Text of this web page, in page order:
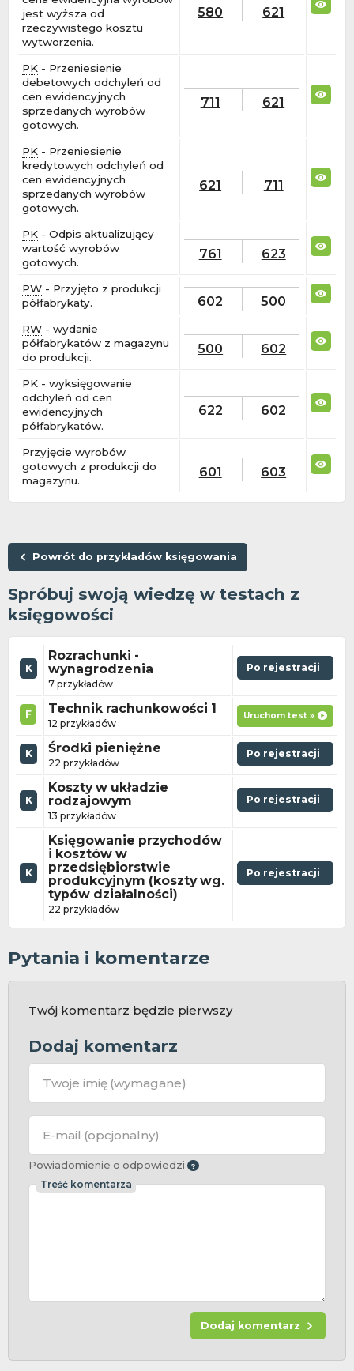
jest wyższa od
rzeczywistego kosztu
wytworzenia.
580 621
PK - Przeniesienie
debetowych odchyleń od
cen ewidencyjnych
sprzedanych wyrobów
gotowych.
711 621
PK - Przeniesienie
kredytowych odchyleń od
cen ewidencyjnych
sprzedanych wyrobów
gotowych.
621 711
PK - Odpis aktualizujący
wartość wyrobów
gotowych.
761 623
PW - Przyjęto z produkcji
półfabrykaty.
602 500
RW - wydanie
półfabrykatów z magazynu
do produkcji.
500 602
PK - wyksięgowanie
odchyleń od cen
ewidencyjnych
półfabrykatów.
622 602
Przyjęcie wyrobów
gotowych z produkcji do
magazynu.
601 603
Powrót do przykładów księgowania
Spróbuj swoją wiedzę w testach z
księgowości
K
Rozrachunki -
wynagrodzenia
7 przykładów
Po rejestracji
F Technik rachunkowości 1
12 przykładów
Uruchom test »
K Środki pieniężne
22 przykładów
Po rejestracji
K
Koszty w układzie
rodzajowym
13 przykładów
Po rejestracji
K
Księgowanie przychodów
i kosztów w
przedsiębiorstwie
produkcyjnym (koszty wg.
typów działalności)
22 przykładów
Po rejestracji
Pytania i komentarze
Twój komentarz będzie pierwszy
Dodaj komentarz
Twoje imię (wymagane)
E-mail (opcjonalny)
Powiadomienie o odpowiedzi
Treść komentarza
Dodaj komentarz